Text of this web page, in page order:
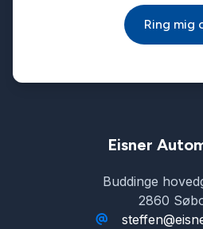
Ring mig
Eisner
Buddinge
2860